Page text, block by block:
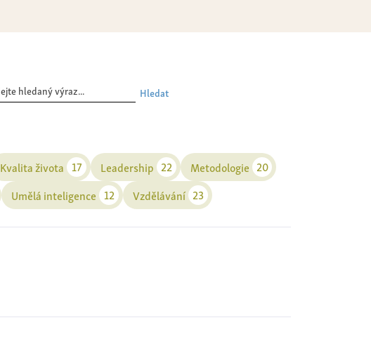
Hledat
Kvalita života 17 Leadership 22 Metodologie 20
Umělá inteligence 12 Vzdělávání 23